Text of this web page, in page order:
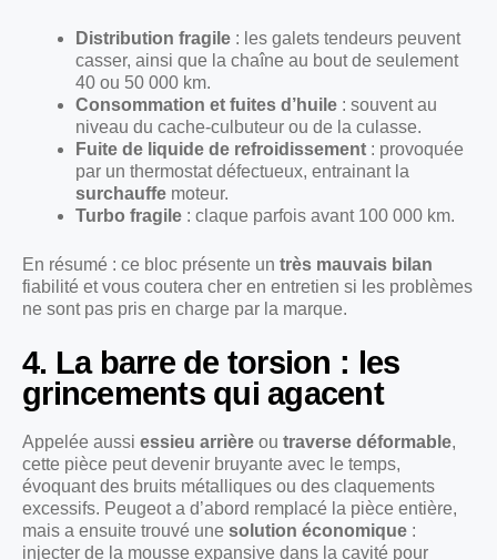
Distribution fragile : les galets tendeurs peuvent
casser, ainsi que la chaîne au bout de seulement
40 ou 50 000 km.
Consommation et fuites d’huile : souvent au
niveau du cache-culbuteur ou de la culasse.
Fuite de liquide de refroidissement : provoquée
par un thermostat défectueux, entrainant la
surchauffe moteur.
Turbo fragile : claque parfois avant 100 000 km.
En résumé : ce bloc présente un très mauvais bilan
fiabilité et vous coutera cher en entretien si les problèmes
ne sont pas pris en charge par la marque.
4. La barre de torsion : les
grincements qui agacent
Appelée aussi essieu arrière ou traverse déformable,
cette pièce peut devenir bruyante avec le temps,
évoquant des bruits métalliques ou des claquements
excessifs. Peugeot a d’abord remplacé la pièce entière,
mais a ensuite trouvé une solution économique :
injecter de la mousse expansive dans la cavité pour